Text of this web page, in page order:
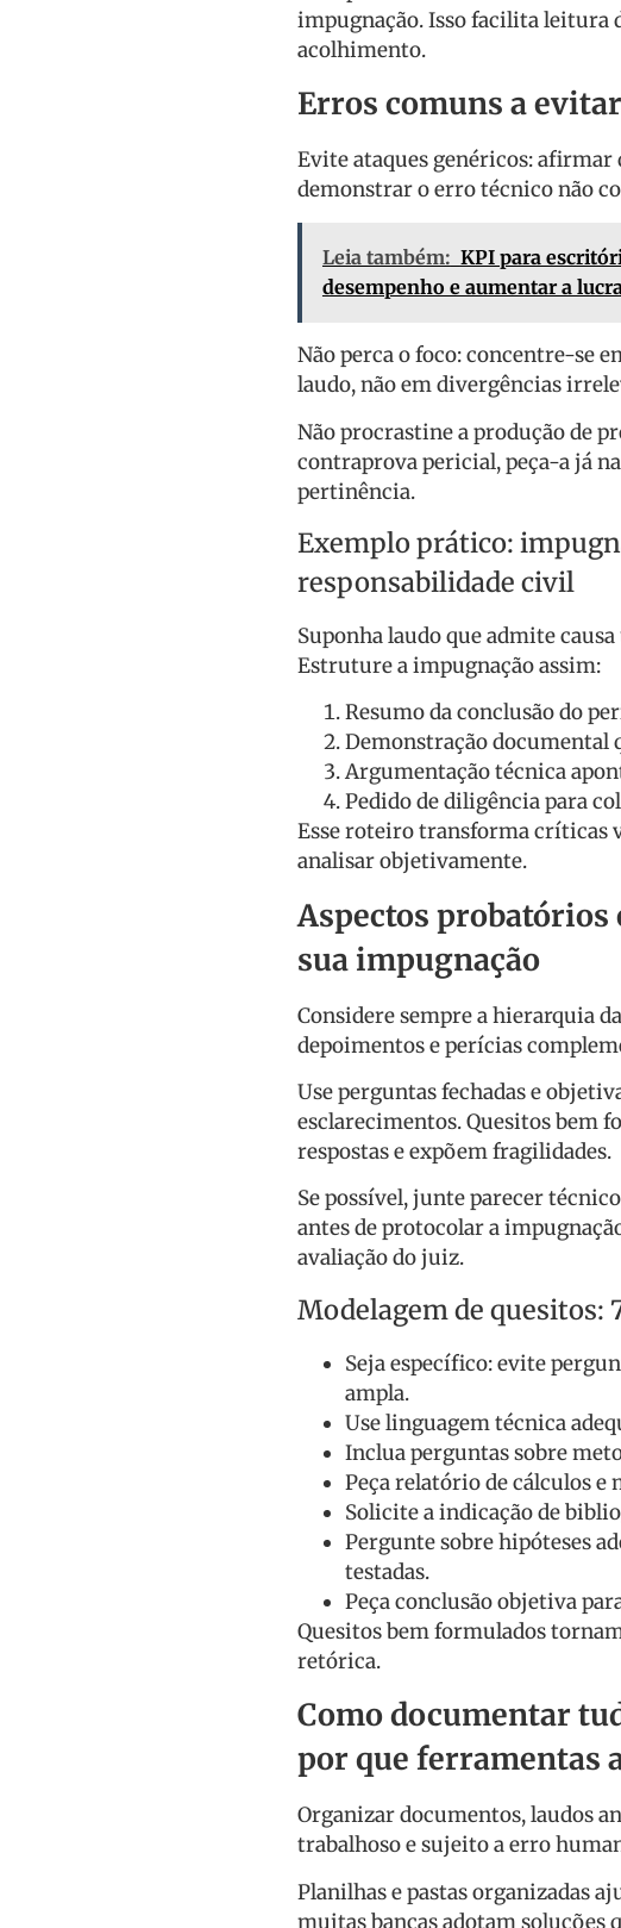
impugnação. Isso facilita leitura
acolhimento.
Erros comuns a evitar
Evite ataques genéricos: afirmar
demonstrar o erro técnico não
Leia também: KPI para
desempenho e aumentar a
Não perca o foco: concentre-se
laudo, não em divergências
Não procrastine a produção de
contraprova pericial, peça-a já
pertinência.
Exemplo prático:
responsabilidade civil
Suponha laudo que admite
Estruture a impugnação assim:
Resumo da conclusão do
Demonstração documental
Argumentação técnica
Pedido de diligência para
Esse roteiro transforma críticas
analisar objetivamente.
Aspectos
sua impugnação
Considere sempre a hierarquia
depoimentos e perícias
Use perguntas fechadas e
esclarecimentos. Quesitos bem
respostas e expõem fragilidades.
Se possível, junte parecer
antes de protocolar a
avaliação do juiz.
Modelagem de quesitos:
Seja específico: evite
ampla.
Use linguagem técnica
Inclua perguntas sobre
Peça relatório de cálculos e
Solicite a indicação de
Pergunte sobre hipóteses
testadas.
Peça conclusão objetiva
Quesitos bem formulados
retórica.
Como documentar
por que ferramentas
Organizar documentos, laudos
trabalhoso e sujeito a erro
Planilhas e pastas organizadas
muitas bancas adotam soluções